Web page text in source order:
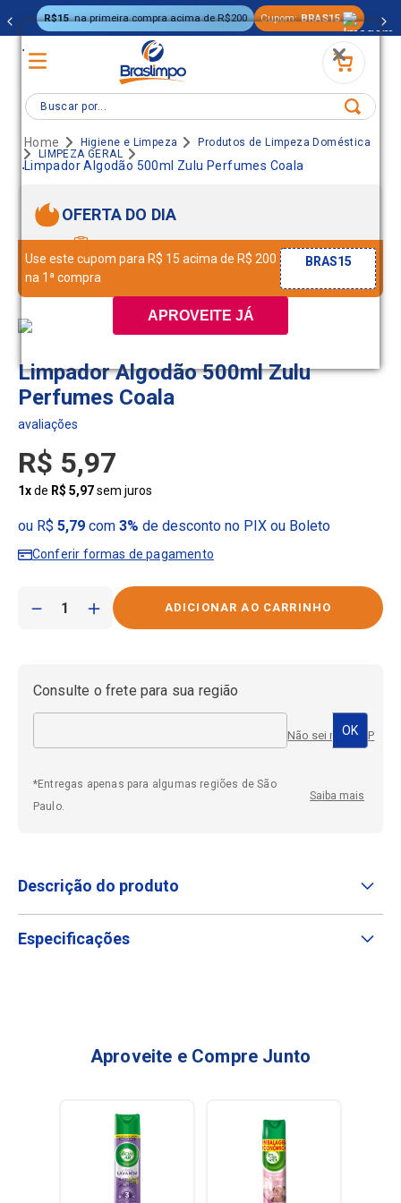
.
.
APROVEITE JÁ
R$15 na primeira compra acima de R$200 Cupom: BRAS15
Buscar por...
Higiene e Limpeza
Produtos de Limpeza Doméstica
LIMPEZA GERAL
Limpador Algodão 500ml Zulu Perfumes Coala
OFERTA DO DIA
Use este cupom para R$ 15 acima de R$ 200
na 1ª compra
BRAS15
Limpador Algodão 500ml Zulu
Perfumes Coala
R$ 5,97
1xde R$ 5,97sem juros
ou R$ 5,79com 3% de desconto no PIX ou Boleto
Conferir formas de pagamento
＋
－
Consulte o frete para sua região
Não sei meu CEP
*Entregas apenas para algumas regiões de São
Paulo.
Saiba mais
Descrição do produto
Especificações
Aproveite e Compre Junto